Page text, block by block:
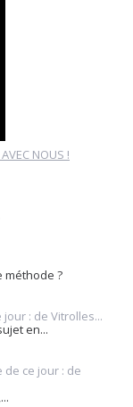
NOUS !
méthode ?
: de Vitrolles...
en...
de ce jour : de